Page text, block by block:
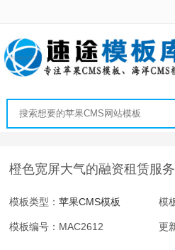
橙色宽屏大气的融资租赁服
模板类型：苹果CMS模板 模
模板编号：MAC2612 更